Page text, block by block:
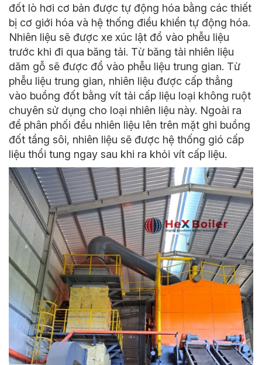
đốt lò hơi cơ bản được tự động hóa bằng các thiết
bị cơ giới hóa và hệ thống điều khiển tự động hóa.
Nhiên liệu sẽ được xe xúc lật đổ vào phễu liệu
trước khi đi qua băng tải. Từ băng tải nhiên liệu
dăm gỗ sẽ được đổ vào phễu liệu trung gian. Từ
phễu liệu trung gian, nhiên liệu được cấp thẳng
vào buồng đốt bằng vít tải cấp liệu loại không ruột
chuyên sử dụng cho loại nhiên liệu này. Ngoài ra
để phân phối đều nhiên liệu lên trên mặt ghi buồng
đốt tầng sôi, nhiên liệu sẽ được hệ thống gió cấp
liệu thổi tung ngay sau khi ra khỏi vít cấp liệu.